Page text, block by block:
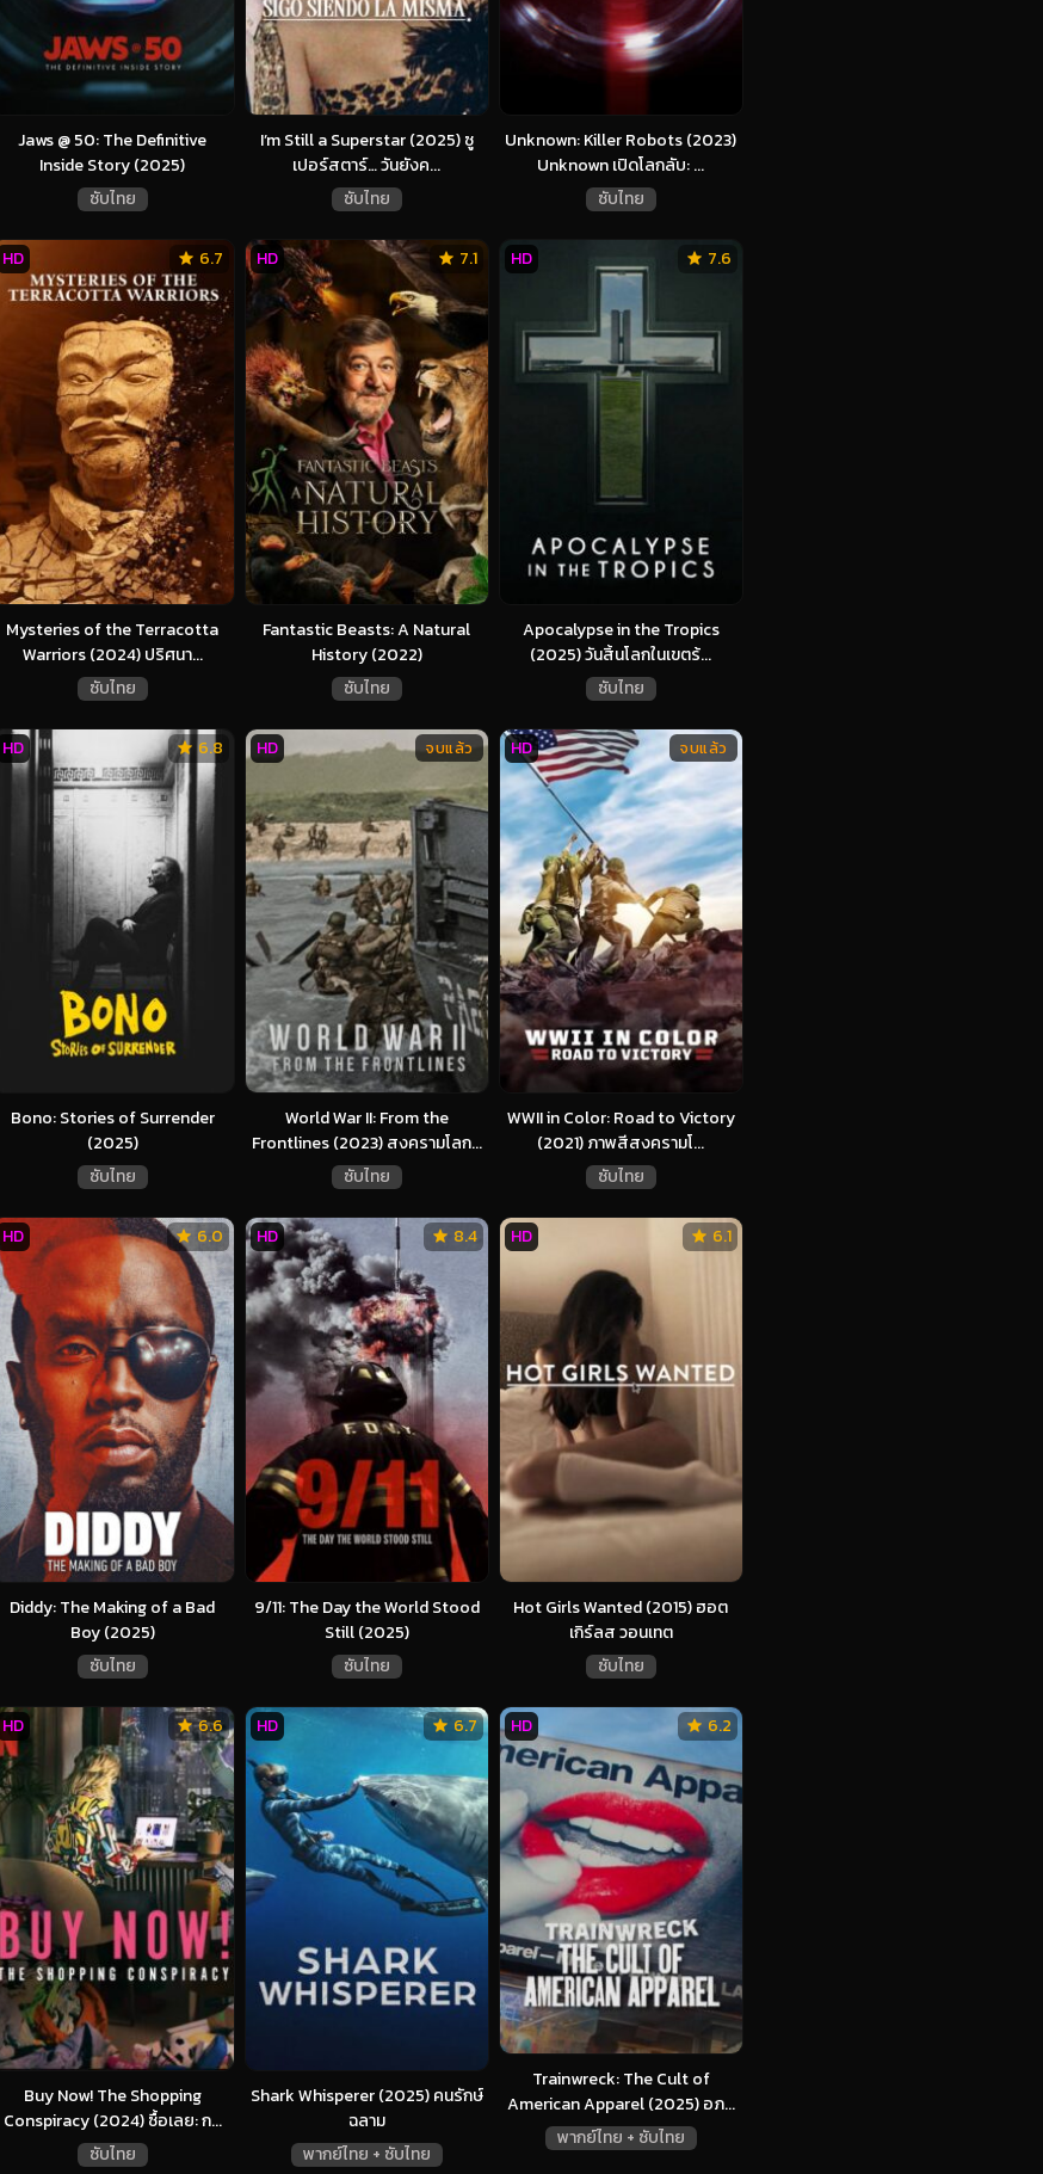
Jaws @ 50: The Definitive
Inside Story (2025)
ซับไทย
I’m Still a Superstar (2025) ซู
เปอร์สตาร์… วันยังค...
ซับไทย
Unknown: Killer Robots (2023)
Unknown เปิดโลกลับ: ...
ซับไทย
Mysteries of the Terracotta
Warriors (2024) ปริศนา...
ซับไทย
6.7
HD
Fantastic Beasts: A Natural
History (2022)
ซับไทย
7.1
HD
Apocalypse in the Tropics
(2025) วันสิ้นโลกในเขตร้...
ซับไทย
7.6
HD
Bono: Stories of Surrender
(2025)
ซับไทย
6.8
HD
World War II: From the
Frontlines (2023) สงครามโลก...
ซับไทย
จบแล้ว
HD
WWII in Color: Road to Victory
(2021) ภาพสีสงครามโ...
ซับไทย
จบแล้ว
HD
Diddy: The Making of a Bad
Boy (2025)
ซับไทย
6.0
HD
9/11: The Day the World Stood
Still (2025)
ซับไทย
8.4
HD
Hot Girls Wanted (2015) ฮอต
เกิร์ลส วอนเทต
ซับไทย
6.1
HD
Buy Now! The Shopping
Conspiracy (2024) ซื้อเลย: ก...
ซับไทย
6.6
HD
Shark Whisperer (2025) คนรักษ์
ฉลาม
พากย์ไทย + ซับไทย
6.7
HD
Trainwreck: The Cult of
American Apparel (2025) อภ...
พากย์ไทย + ซับไทย
6.2
HD